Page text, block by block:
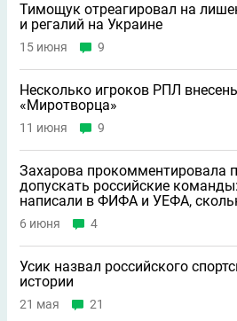
Тимощук отреагировал на
и регалий на Украине
15 июня 9
Несколько игроков РПЛ
«Миротворца»
11 июня 9
Захарова прокомментировала
допускать российские
написали в ФИФА и УЕФА,
6 июня 4
Усик назвал российского
истории
21 мая 21